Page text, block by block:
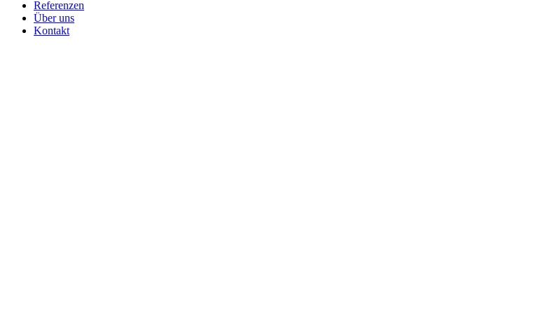
Referenzen
Über uns
Kontakt